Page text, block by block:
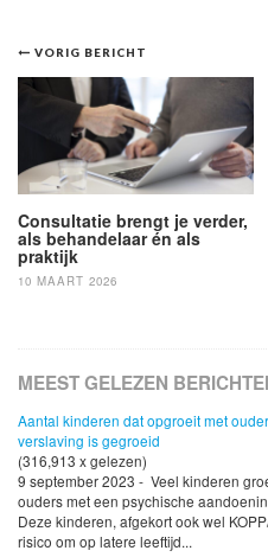
Bericht
navigatie
VORIG BERICHT
Consultatie brengt je verder,
als behandelaar én als
praktijk
10 MAART 2026
MEEST GELEZEN
Aantal kinderen dat opgroeit met
verslaving is gegroeid
(316,913 x gelezen)
9 september 2023 - Veel kinderen
ouders met een psychische
Deze kinderen, afgekort ook wel
risico om op latere leeftijd...